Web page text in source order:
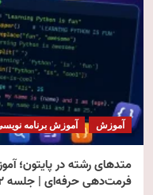
آموزش آموزش برنامه
فرمت‌دهی حرفه‌ای | جلسه ۱۲